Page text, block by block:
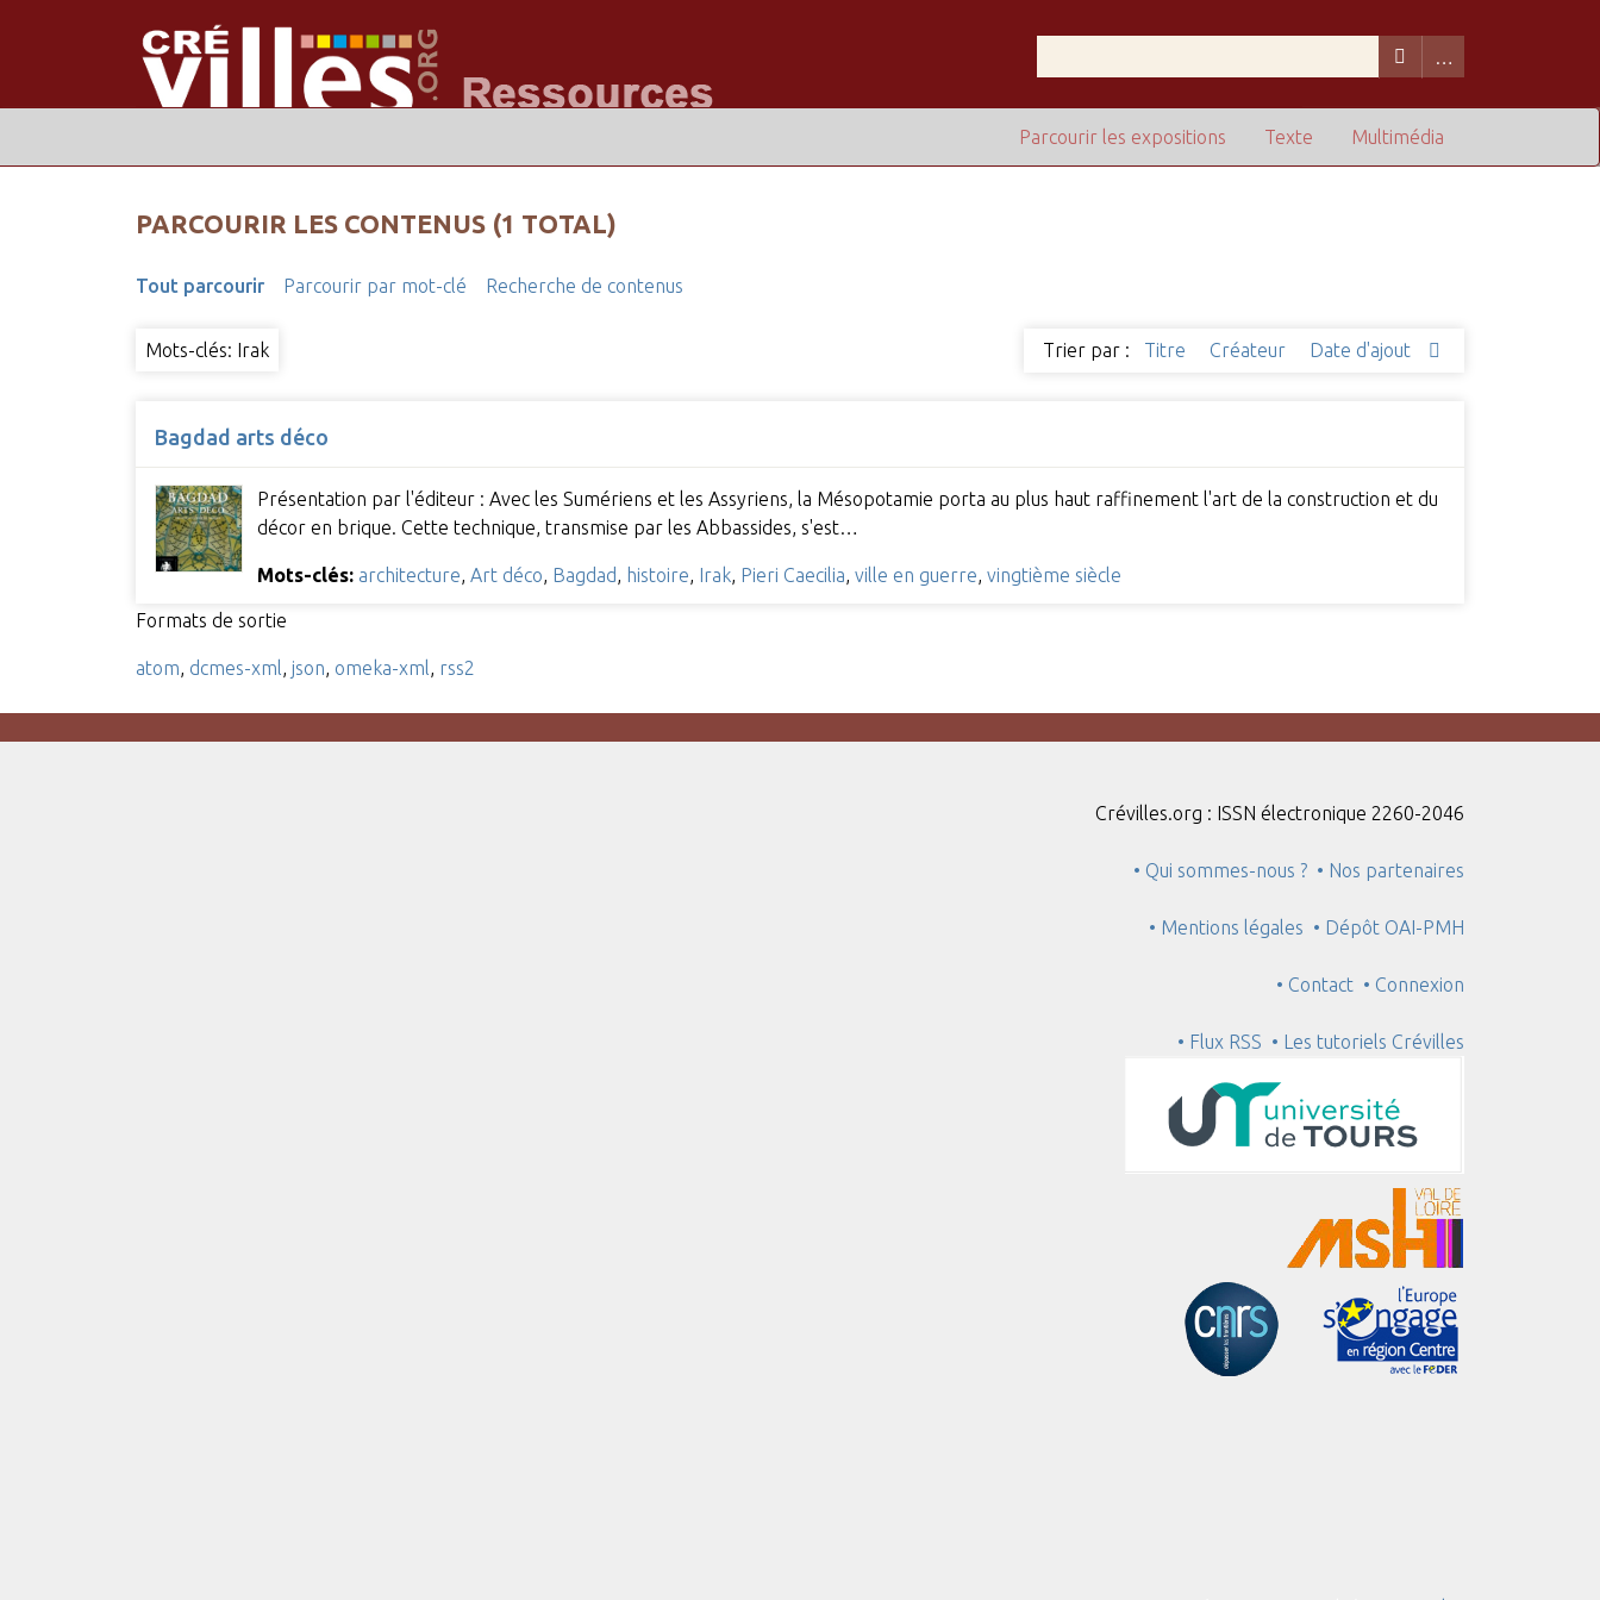
Multimédia
Texte
Parcourir les expositions
PARCOURIR LES CONTENUS (1 TOTAL)
Tout parcourir Parcourir par mot-clé Recherche de contenus
Mots-clés: Irak Trier par : Titre Créateur Date d'ajout
Bagdad arts déco
Présentation par l'éditeur : Avec les Sumériens et les Assyriens, la Mésopotamie porta au plus haut raffinement l'art de la construction et du
décor en brique. Cette technique, transmise par les Abbassides, s'est…
Mots-clés: architecture Art déco Bagdad histoire Irak, Pieri Caecilia ville en guerre vingtième siècle
Formats de sortie
atom dcmes-xml json omeka-xml rss2
Crévilles.org : ISSN électronique 2260-2046
• Qui sommes-nous ? • Nos partenaires
• Mentions légales • Dépôt OAI-PMH
• Contact • Connexion
• Flux RSS • Les tutoriels Crévilles